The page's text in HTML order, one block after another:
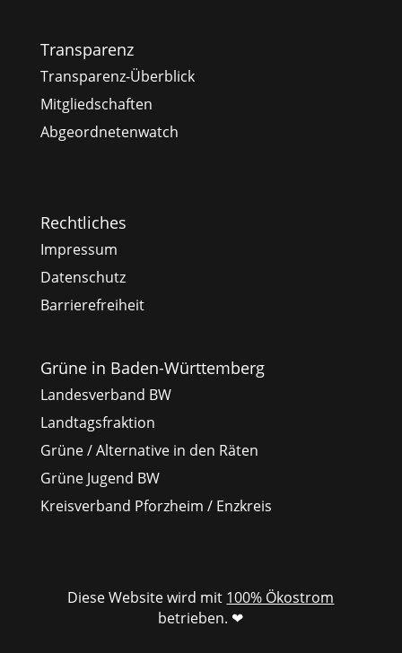
Transparenz
Transparenz-Überblick
Mitgliedschaften
Abgeordnetenwatch
Rechtliches
Impressum
Datenschutz
Barrierefreiheit
Grüne in Baden-Württemberg
Landesverband BW
Landtagsfraktion
Grüne / Alternative in den Räten
Grüne Jugend BW
Kreisverband Pforzheim / Enzkreis
Diese Website wird mit 100% Ökostrom
betrieben. ❤